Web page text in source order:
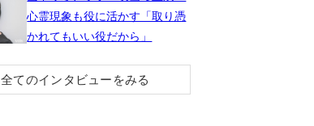
心霊現象も役に活かす「取り憑
かれてもいい役だから」
全てのインタビューをみる